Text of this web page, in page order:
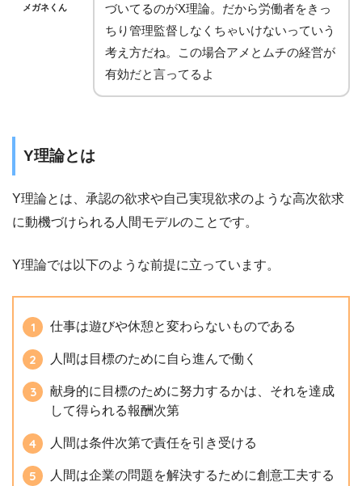
メガネくん
づいてるのがX理論。だから労働者をきっ
ちり管理監督しなくちゃいけないっていう
考え方だね。この場合アメとムチの経営が
有効だと言ってるよ
Y理論とは
Y理論とは、承認の欲求や自己実現欲求のような高次欲求
に動機づけられる人間モデルのことです。
Y理論では以下のような前提に立っています。
仕事は遊びや休憩と変わらないものである
人間は目標のために自ら進んで働く
献身的に目標のために努力するかは、それを達成
して得られる報酬次第
人間は条件次第で責任を引き受ける
人間は企業の問題を解決するために創意工夫する